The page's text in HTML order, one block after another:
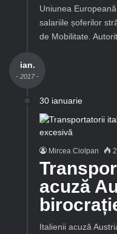
Uniunea
salariile șoferilor
de Mobilitate.
ian.
- 2017 -
30 ianuarie
Mircea Ciolpan
acuză
Italienii acuză